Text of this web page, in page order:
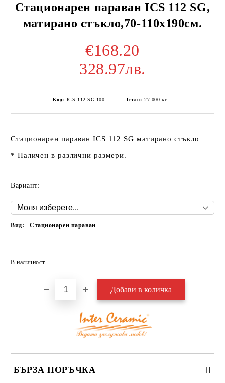
Стационарен параван ICS 112 SG,
матирано стъкло,70-110х190см.
€168.20
328.97лв.
Код: ICS 112 SG 100 Тегло: 27.000 кг
Стационарен параван ICS 112 SG матирано стъкло
* Наличен в различни размери.
Вариант:
Вид: Стационарен параван
В наличност
БЪРЗА ПОРЪЧКА